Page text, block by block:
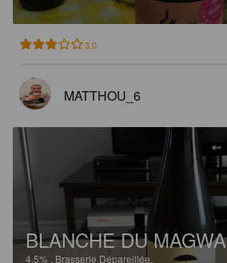
3.0
MATTHOU_6
BLANCHE DU MAGWA
4.5% . Brasserie Dépareillée.